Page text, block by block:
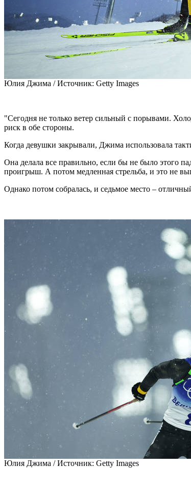
Юлия Джима /Источник: Getty Images
"Сегодня не только ветер сильный с порывами.
риск в обе стороны.
Когда девушки закрывали, Джима использовала
Она делала все правильно, если бы не было этого
проигрыш. А потом медленная стрельба, и это не
Однако потом собралась, и седьмое место –
Юлия Джима /Источник: Getty Images